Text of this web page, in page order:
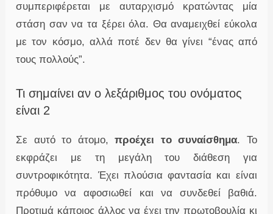
συμπεριφέρεται με αυταρχισμό κρατώντας μία
στάση σαν να τα ξέρει όλα. Θα αναμειχθεί εύκολα
με τον κόσμο, αλλά ποτέ δεν θα γίνει “ένας από
τους πολλούς”.
Τι σημαίνει αν ο λεξάριθμος του ονόματος
είναι 2
Σε αυτό το άτομο,προέχει το συναίσθημα. Το
εκφράζει με τη μεγάλη του διάθεση για
συντροφικότητα. Έχει πλούσια φαντασία και είναι
πρόθυμο να αφοσιωθεί και να συνδεθεί βαθιά.
Προτιμά κάποιος άλλος να έχει την πρωτοβουλία κι